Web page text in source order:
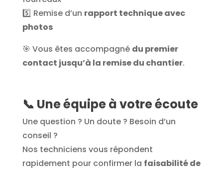
5️⃣ Remise d’un rapport technique avec
photos
🎯 Vous êtes accompagné du premier
contact jusqu’à la remise du chantier.
📞 Une équipe à votre écoute
Une question ? Un doute ? Besoin d’un
conseil ?
Nos techniciens vous répondent
rapidement pour confirmer la faisabilité de